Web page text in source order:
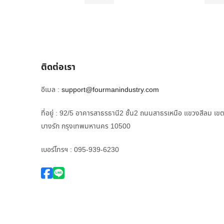
ติดต่อเรา
อีเมล : support@fourmanindustry.com
ที่อยู่ : 92/5 อาคารสาธรธานี2 ชั้น2 ถนนสาธรเหนือ แขวงสีลม เขต
บางรัก กรุงเทพมหานคร 10500
เบอร์โทรฯ : 095-939-6230